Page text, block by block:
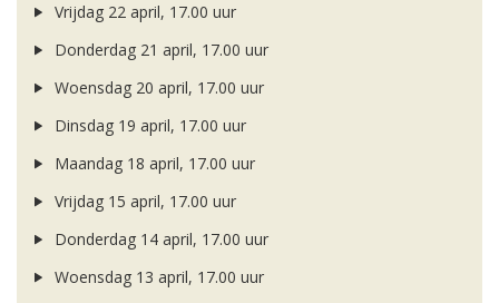
Vrijdag 22 april, 17.00 uur
Donderdag 21 april, 17.00 uur
Woensdag 20 april, 17.00 uur
Dinsdag 19 april, 17.00 uur
Maandag 18 april, 17.00 uur
Vrijdag 15 april, 17.00 uur
Donderdag 14 april, 17.00 uur
Woensdag 13 april, 17.00 uur